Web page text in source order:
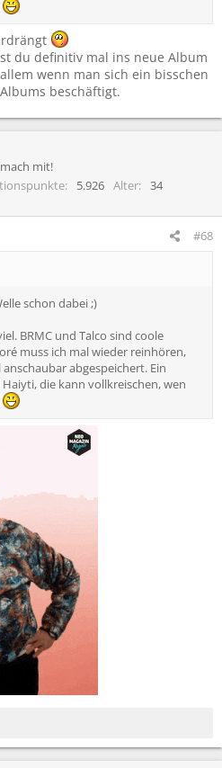
du definitiv mal ins neue Album
wenn man sich ein bisschen
beschäftigt.
mit!
5.926 Alter
34
#68
schon dabei ;)
BRMC und Talco sind coole
muss ich mal wieder reinhören,
abgespeichert. Ein
die kann vollkreischen, wen